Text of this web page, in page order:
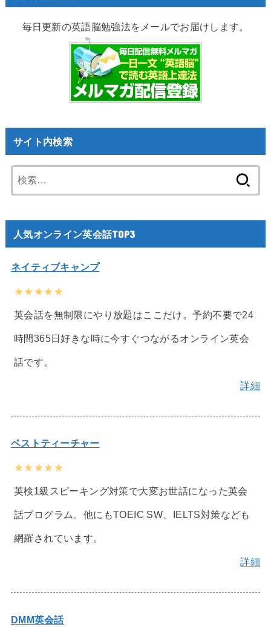
毎日更新の英語脳勉強法をメールでお届けします。
サイト内検索
索:
人気オンライン英会話TOP3
ネイティブキャンプ
★★★★★
英会話を無制限にやり放題はここだけ。予約不要で24
時間365日好きな時に今すぐつながるオンライン英会
話です。
詳細
ベストティーチャー
★★★★★
英検1級スピーキング対策で大変お世話になった英会
話プログラム。他にもTOEIC SW、IELTS対策なども
網羅されています。
詳細
DMM英会話